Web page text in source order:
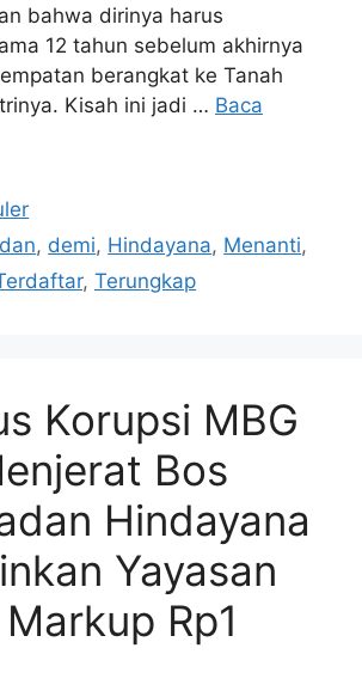
bahwa dirinya harus
12 tahun sebelum akhirnya
berangkat ke Tanah
Kisah ini jadi … Baca
, demi, Hindayana, Menanti,
, Terungkap
Korupsi MBG
Bos
Hindayana
Yayasan
Rp1